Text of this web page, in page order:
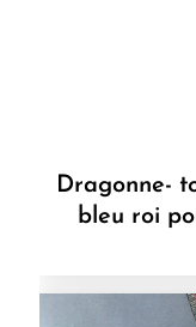
Dragonne-
bleu roi